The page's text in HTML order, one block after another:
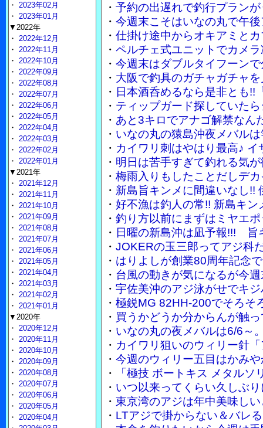
・ 予約の出遅れで釣行プラン
・ 今週末こそはいなの丸で午
・ 仕掛け途中からオキアミと
・ ペルチェ式ユニットでカメ
・ 今週末はダブルタイフーン
・ 大阪で釣具のガチャガチャ
・ 日本酒呑めるなら是非とも!!
・ ティップガード探していた
・ あと3キロでアナゴ解禁なん
・ いなの丸の猿島沖夜メバル
・ カイワリ刺はやはり最高♪
・ 明日は苦手すぎて釣れる気
・ 梅雨入りもしたことだしデ
・ 新島旨キンメに間違いなし!!
・ 好不漁は釣人の常!! 新島キ
・ 釣り方以前にまずはミヤエ
・ 日曜の新島沖は凪予報!!! 旨
・ JOKERの玉三郎ってアジ科
・ はりよしが創業80周年記念
・ 台風の動きが気になるが今
・ 宇佐美沖のアジ泳がせでキ
・ 極鋭MG 82HH-200でそろそ
・ 買うかどうか分からんが触
・ いなの丸の夜メバルは6/6～
・ カイワリ狙いのウィリー針
・ 今週のウィリー五目はかみ
・
「極技 ボートキス メタル
・ いつ以来ってくらい久しぶ
・ 東京湾のアジは年中美味し
・ LTアジで掛からない＆バレ
・ 2023年02月
・ 2023年01月
▼2022年
・ 2022年12月
・ 2022年11月
・ 2022年10月
・ 2022年09月
・ 2022年08月
・ 2022年07月
・ 2022年06月
・ 2022年05月
・ 2022年04月
・ 2022年03月
・ 2022年02月
・ 2022年01月
▼2021年
・ 2021年12月
・ 2021年11月
・ 2021年10月
・ 2021年09月
・ 2021年08月
・ 2021年07月
・ 2021年06月
・ 2021年05月
・ 2021年04月
・ 2021年03月
・ 2021年02月
・ 2021年01月
▼2020年
・ 2020年12月
・ 2020年11月
・ 2020年10月
・ 2020年09月
・ 2020年08月
・ 2020年07月
・ 2020年06月
・ 2020年05月
・ 2020年04月